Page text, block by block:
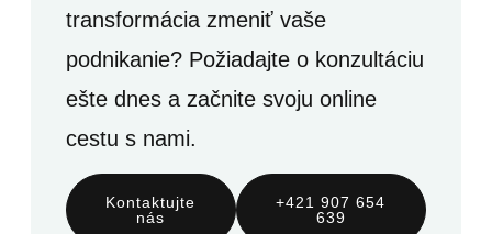
transformácia zmeniť vaše
podnikanie? Požiadajte o konzultáciu
ešte dnes a začnite svoju online
cestu s nami.
Kontaktujte
nás
+421 907 654
639